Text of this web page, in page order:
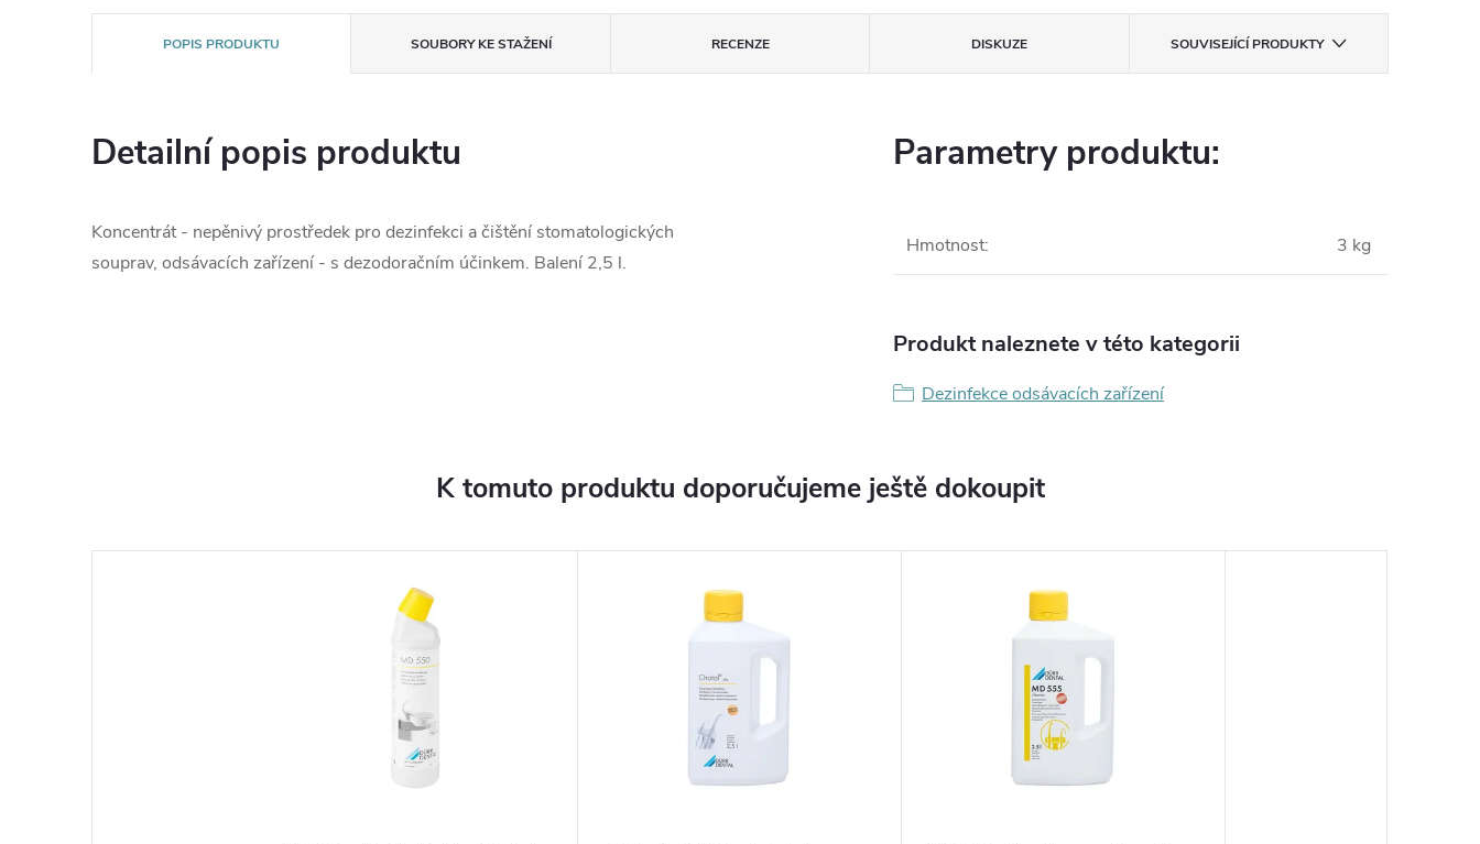
POPIS PRODUKTU SOUBORY KE STAŽENÍ RECENZE DISKUZE SOUVISEJÍCÍ PRODUKTY
Detailní popis produktu
Koncentrát - nepěnivý prostředek pro dezinfekci a čištění stomatologických
souprav, odsávacích zařízení - s dezodoračním účinkem. Balení 2,5 l.
Parametry produktu:
Hmotnost: 3 kg
Produkt naleznete v této kategorii
Dezinfekce odsávacích zařízení
K tomuto produktu doporučujeme ještě dokoupit